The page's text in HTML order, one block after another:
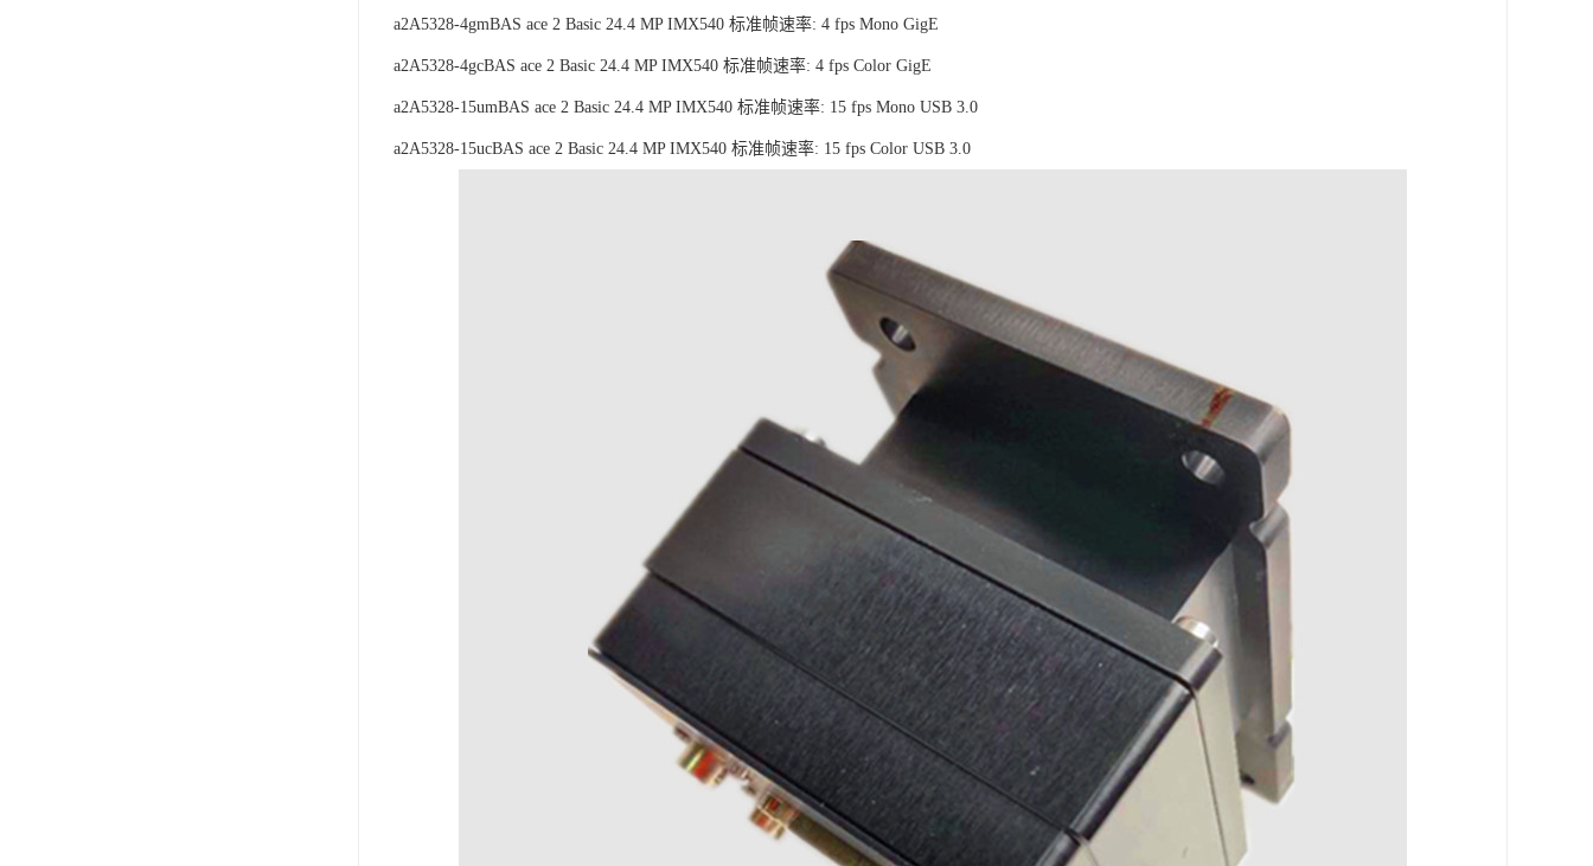
a2A5328-4gmBAS ace 2 Basic 24.4 MP IMX540 标准帧速率: 4 fps Mono GigE
a2A5328-4gcBAS ace 2 Basic 24.4 MP IMX540 标准帧速率: 4 fps Color GigE
a2A5328-15umBAS ace 2 Basic 24.4 MP IMX540 标准帧速率: 15 fps Mono USB 3.0
a2A5328-15ucBAS ace 2 Basic 24.4 MP IMX540 标准帧速率: 15 fps Color USB 3.0